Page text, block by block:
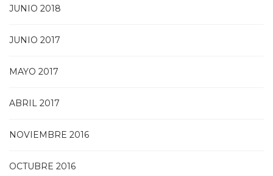
JUNIO 2018
JUNIO 2017
MAYO 2017
ABRIL 2017
NOVIEMBRE 2016
OCTUBRE 2016